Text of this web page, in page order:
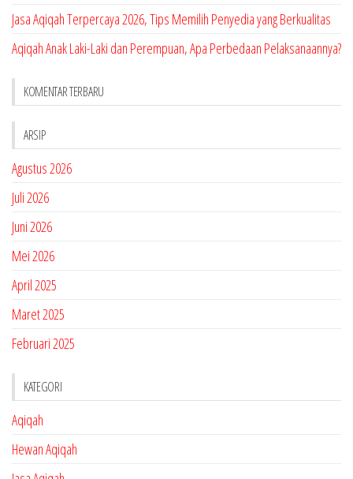
Jasa Aqiqah Terpercaya 2026, Tips Memilih Penyedia yang Berkualitas
Aqiqah Anak Laki-Laki dan Perempuan, Apa Perbedaan Pelaksanaannya?
KOMENTAR TERBARU
ARSIP
Agustus 2026
Juli 2026
Juni 2026
Mei 2026
April 2025
Maret 2025
Februari 2025
KATEGORI
Aqiqah
Hewan Aqiqah